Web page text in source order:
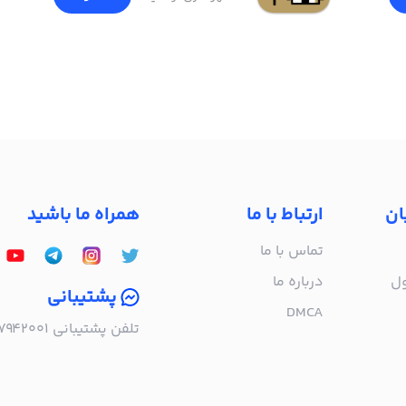
ارتباط با ما
تماس با ما
درباره‌ ما
DMCA
همراه ما باشید
پشتیبانی
تلفن پشتیبانی ۰۲۱۵۷۹۴۲۰۰۱ | به صورت تلفنی پاسخگوی شما هستیم!